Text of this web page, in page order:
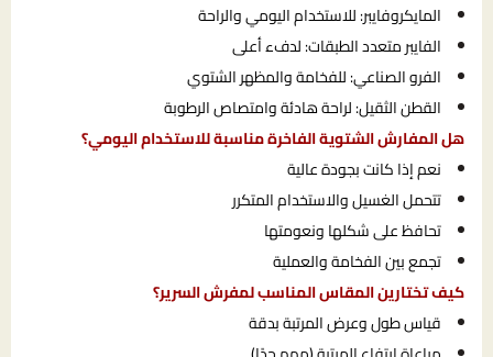
المايكروفايبر: للاستخدام اليومي والراحة
الفايبر متعدد الطبقات: لدفء أعلى
الفرو الصناعي: للفخامة والمظهر الشتوي
القطن الثقيل: لراحة هادئة وامتصاص الرطوبة
هل المفارش الشتوية الفاخرة مناسبة للاستخدام اليومي؟
نعم إذا كانت بجودة عالية
تتحمل الغسيل والاستخدام المتكرر
تحافظ على شكلها ونعومتها
تجمع بين الفخامة والعملية
كيف تختارين المقاس المناسب لمفرش السرير؟
قياس طول وعرض المرتبة بدقة